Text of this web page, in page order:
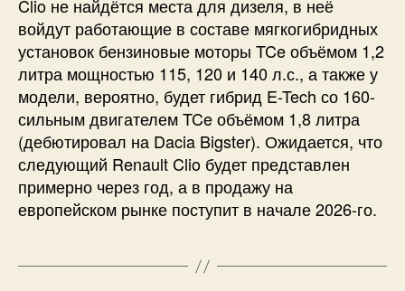
Clio не найдётся места для дизеля, в неё
войдут работающие в составе мягкогибридных
установок бензиновые моторы TCe объёмом 1,2
литра мощностью 115, 120 и 140 л.с., а также у
модели, вероятно, будет гибрид E-Tech со 160-
сильным двигателем TCe объёмом 1,8 литра
(дебютировал на Dacia Bigster). Ожидается, что
следующий Renault Clio будет представлен
примерно через год, а в продажу на
европейском рынке поступит в начале 2026-го.